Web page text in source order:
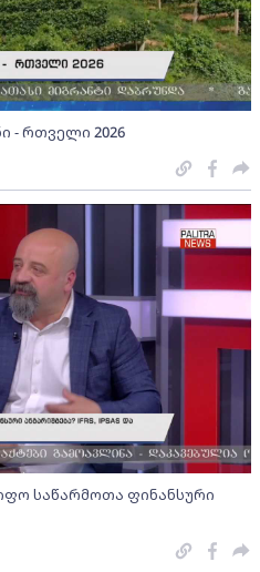
- რთველი 2026
საწარმოთა ფინანსური